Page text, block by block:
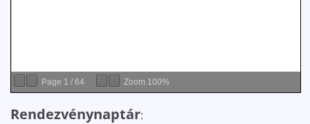
Page 1 / 64 Zoom 100%
Rendezvénynaptár: